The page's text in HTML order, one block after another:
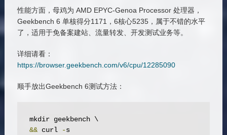
性能方面，母鸡为 AMD EPYC-Genoa Processor 处理器，
Geekbench 6 单核得分1171，6核心5235，属于不错的水平
了，适用于免备案建站、流量转发、开发测试业务等。
详细请看：
https://browser.geekbench.com/v6/cpu/12285090
顺手放出Geekbench 6测试方法：
mkdir geekbench \
&& curl -s